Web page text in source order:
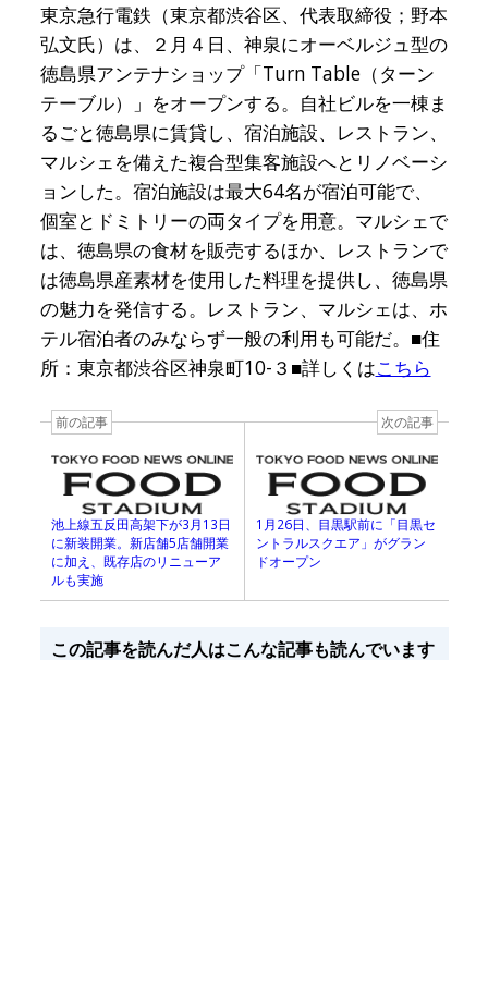
東京急行電鉄（東京都渋谷区、代表取締役；野本
弘文氏）は、２月４日、神泉にオーベルジュ型の
徳島県アンテナショップ「Turn Table（ターン
テーブル）」をオープンする。自社ビルを一棟ま
るごと徳島県に賃貸し、宿泊施設、レストラン、
マルシェを備えた複合型集客施設へとリノベーシ
ョンした。宿泊施設は最大64名が宿泊可能で、
個室とドミトリーの両タイプを用意。マルシェで
は、徳島県の食材を販売するほか、レストランで
は徳島県産素材を使用した料理を提供し、徳島県
の魅力を発信する。レストラン、マルシェは、ホ
テル宿泊者のみならず一般の利用も可能だ。■住
所：東京都渋谷区神泉町10-３■詳しくはこちら
前の記事
池上線五反田高架下が3月13日
に新装開業。新店舗5店舗開業
に加え、既存店のリニューア
ルも実施
次の記事
1月26日、目黒駅前に「目黒セ
ントラルスクエア」がグラン
ドオープン
この記事を読んだ人はこんな記事も読んでいます